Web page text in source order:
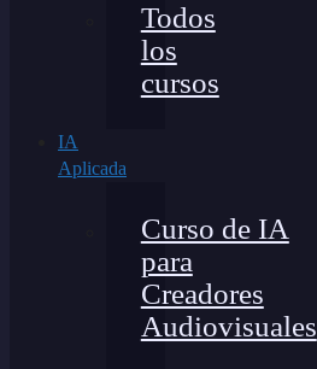
Todos
los
cursos
IA
Aplicada
Curso de IA
para
Creadores
Audiovisuales